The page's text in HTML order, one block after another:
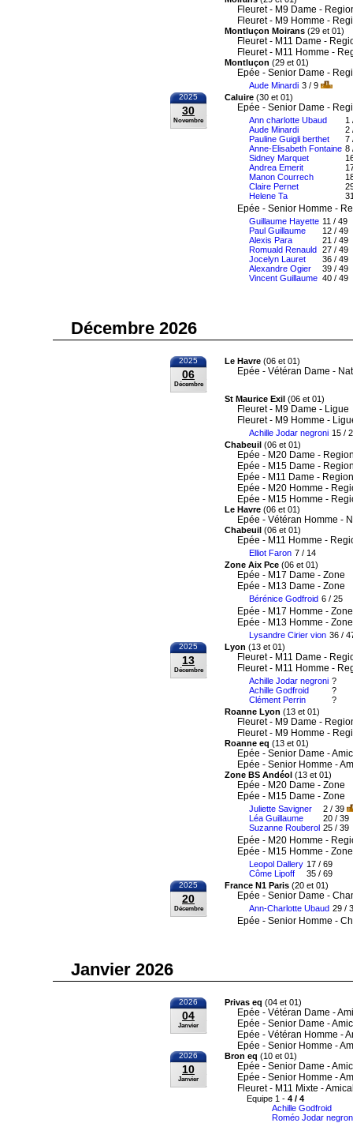
Fleuret - M9 Dame -
Fleuret - M9 Homme -
Montluçon Moirans (29 et 01)
Fleuret - M11 Dame -
Fleuret - M11 Homme -
Montluçon (29 et 01)
Epée - Senior Dame -
Aude Minardi 3 / 9
2025
30
Novembre
Caluire (30 et 01)
Epée - Senior Dame -
Ann charlotte Ubaud
Aude Minardi
Pauline Guigli berthet
Anne-Elisabeth Fontaine
Sidney Marquet
Andrea Emerit
Manon Courrech
Claire Pernet
Helene Ta
1
2
7
8
Epée - Senior Homme -
Guillaume Hayette
Paul Guillaume
Alexis Para
Romuald Renauld
Jocelyn Lauret
Alexandre Ogier
Vincent Guillaume
11 / 49
12 / 49
21 / 49
27 / 49
36 / 49
39 / 49
40 / 49
Décembre 2026
2025
06
Décembre
Le Havre (06 et 01)
Epée - Vétéran Dame -
St Maurice Exil (06 et 01)
Fleuret - M9 Dame - Ligue
Fleuret - M9 Homme -
Achille Jodar negroni 15 /
Chabeuil (06 et 01)
Epée - M20 Dame -
Epée - M15 Dame -
Epée - M11 Dame -
Epée - M20 Homme -
Epée - M15 Homme -
Le Havre (06 et 01)
Epée - Vétéran Homme -
Chabeuil (06 et 01)
Epée - M11 Homme -
Elliot Faron 7 / 14
Zone Aix Pce (06 et 01)
Epée - M17 Dame - Zone
Epée - M13 Dame - Zone
Bérénice Godfroid 6 / 25
Epée - M17 Homme - Zone
Epée - M13 Homme - Zone
Lysandre Cirier vion 36 /
2025
13
Décembre
Lyon (13 et 01)
Fleuret - M11 Dame -
Fleuret - M11 Homme -
Achille Jodar negroni
Achille Godfroid
Clément Perrin
?
?
?
Roanne Lyon (13 et 01)
Fleuret - M9 Dame -
Fleuret - M9 Homme -
Roanne eq (13 et 01)
Epée - Senior Dame -
Epée - Senior Homme -
Zone BS Andéol (13 et 01)
Epée - M20 Dame - Zone
Epée - M15 Dame - Zone
Juliette Savigner
Léa Guillaume
Suzanne Rouberol
2 / 39
20 / 39
25 / 39
Epée - M20 Homme -
Epée - M15 Homme - Zone
Leopol Dallery
Côme Lipoff
17 / 69
35 / 69
2025
20
Décembre
France N1 Paris (20 et 01)
Epée - Senior Dame -
Ann-Charlotte Ubaud 29 /
Epée - Senior Homme -
Janvier 2026
2026
04
Janvier
Privas eq (04 et 01)
Epée - Vétéran Dame -
Epée - Senior Dame -
Epée - Vétéran Homme -
Epée - Senior Homme -
2026
10
Janvier
Bron eq (10 et 01)
Epée - Senior Dame -
Epée - Senior Homme -
Fleuret - M11 Mixte -
Equipe 1 - 4 / 4
Achille Godfroid
Roméo Jodar